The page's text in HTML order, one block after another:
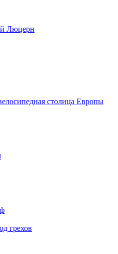
Люцерн
столица Европы
грехов